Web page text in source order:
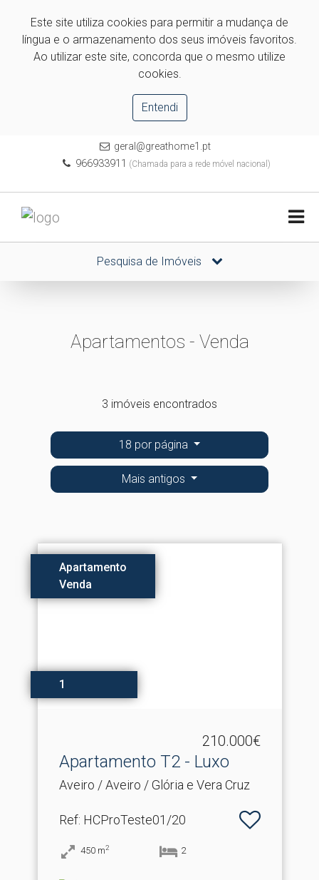
Este site utiliza cookies para permitir a mudança de
língua e o armazenamento dos seus imóveis favoritos.
Ao utilizar este site, concorda que o mesmo utilize
cookies.
Entendi
geral@greathome1.pt
966933911 (Chamada para a rede móvel nacional)
Pesquisa de Imóveis
Apartamentos - Venda
3 imóveis encontrados
18 por página
Mais antigos
Apartamento
Venda
1
210.000€
Apartamento T2 - Luxo
Aveiro / Aveiro / Glória e Vera Cruz
Ref: HCProTeste01/20
450 m2 2